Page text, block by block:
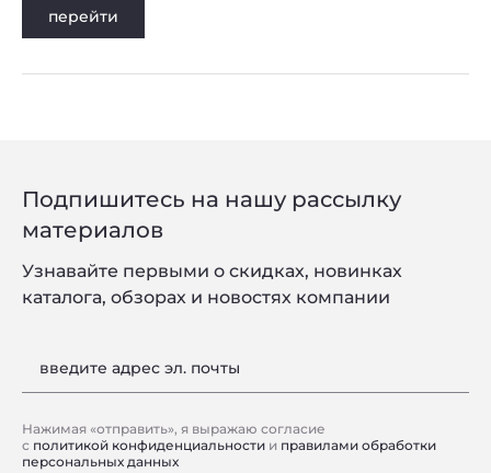
перейти
Подпишитесь на нашу рассылку
материалов
Узнавайте первыми о скидках, новинках
каталога, обзорах и новостях компании
введите адрес эл. почты
Нажимая «отправить», я выражаю согласие
с политикой конфиденциальности и правилами обработки
персональных данных